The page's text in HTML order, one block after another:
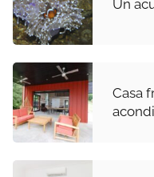
Un
Casa